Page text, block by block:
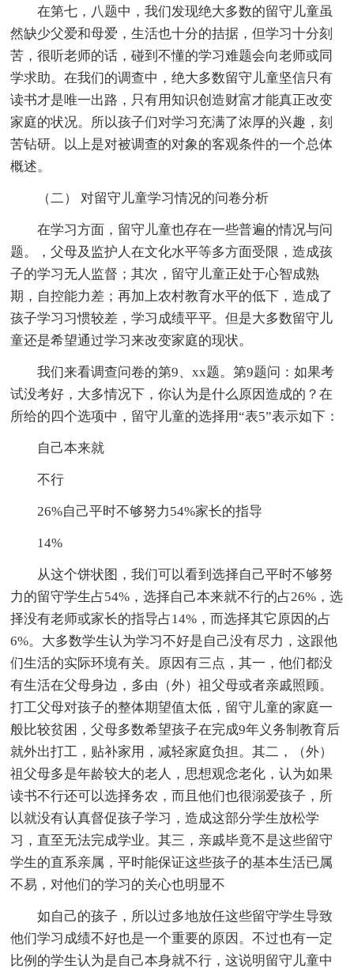
在第七，八题中，我们发现绝大多数的留守儿童虽
然缺少父爱和母爱，生活也十分的拮据，但学习十分刻
苦，很听老师的话，碰到不懂的学习难题会向老师或同
学求助。在我们的调查中，绝大多数留守儿童坚信只有
读书才是唯一出路，只有用知识创造财富才能真正改变
家庭的状况。所以孩子们对学习充满了浓厚的兴趣，刻
苦钻研。以上是对被调查的对象的客观条件的一个总体
概述。
（二） 对留守儿童学习情况的问卷分析
在学习方面，留守儿童也存在一些普遍的情况与问
题。，父母及监护人在文化水平等多方面受限，造成孩
子的学习无人监督；其次，留守儿童正处于心智成熟
期，自控能力差；再加上农村教育水平的低下，造成了
孩子学习习惯较差，学习成绩平平。但是大多数留守儿
童还是希望通过学习来改变家庭的现状。
我们来看调查问卷的第9、xx题。第9题问：如果考
试没考好，大多情况下，你认为是什么原因造成的？在
所给的四个选项中，留守儿童的选择用“表5”表示如下：
自己本来就
不行
26%自己平时不够努力54%家长的指导
14%
从这个饼状图，我们可以看到选择自己平时不够努
力的留守学生占54%，选择自己本来就不行的占26%，选
择没有老师或家长的指导占14%，而选择其它原因的占
6%。大多数学生认为学习不好是自己没有尽力，这跟他
们生活的实际环境有关。原因有三点，其一，他们都没
有生活在父母身边，多由（外）祖父母或者亲戚照顾。
打工父母对孩子的整体期望值太低，留守儿童的家庭一
般比较贫困，父母多数希望孩子在完成9年义务制教育后
就外出打工，贴补家用，减轻家庭负担。其二，（外）
祖父母多是年龄较大的老人，思想观念老化，认为如果
读书不行还可以选择务农，而且他们也很溺爱孩子，所
以就没有认真督促孩子学习，造成这部分学生放松学
习，直至无法完成学业。其三，亲戚毕竟不是这些留守
学生的直系亲属，平时能保证这些孩子的基本生活已属
不易，对他们的学习的关心也明显不
如自己的孩子，所以过多地放任这些留守学生导致
他们学习成绩不好也是一个重要的原因。不过也有一定
比例的学生认为是自己本身就不行，这说明留守儿童中